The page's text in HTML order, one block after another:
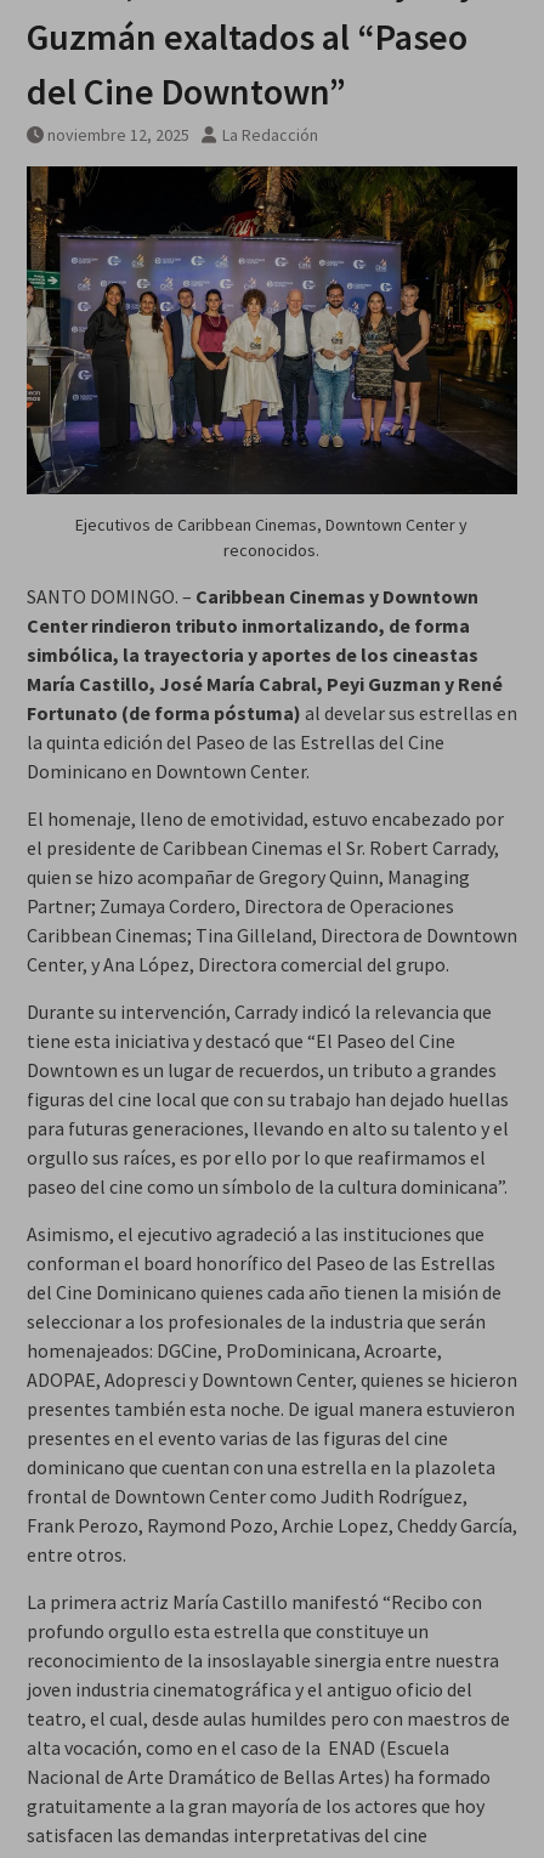
Guzmán exaltados al “Paseo
del Cine Downtown”
noviembre 12, 2025 La Redacción
Ejecutivos de Caribbean Cinemas, Downtown Center y
reconocidos.
SANTO DOMINGO. – Caribbean Cinemas y Downtown
Center rindieron tributo inmortalizando, de forma
simbólica, la trayectoria y aportes de los cineastas
María Castillo, José María Cabral, Peyi Guzman y René
Fortunato (de forma póstuma) al develar sus estrellas en
la quinta edición del Paseo de las Estrellas del Cine
Dominicano en Downtown Center.
El homenaje, lleno de emotividad, estuvo encabezado por
el presidente de Caribbean Cinemas el Sr. Robert Carrady,
quien se hizo acompañar de Gregory Quinn, Managing
Partner; Zumaya Cordero, Directora de Operaciones
Caribbean Cinemas; Tina Gilleland, Directora de Downtown
Center, y Ana López, Directora comercial del grupo.
Durante su intervención, Carrady indicó la relevancia que
tiene esta iniciativa y destacó que “El Paseo del Cine
Downtown es un lugar de recuerdos, un tributo a grandes
figuras del cine local que con su trabajo han dejado huellas
para futuras generaciones, llevando en alto su talento y el
orgullo sus raíces, es por ello por lo que reafirmamos el
paseo del cine como un símbolo de la cultura dominicana”.
Asimismo, el ejecutivo agradeció a las instituciones que
conforman el board honorífico del Paseo de las Estrellas
del Cine Dominicano quienes cada año tienen la misión de
seleccionar a los profesionales de la industria que serán
homenajeados: DGCine, ProDominicana, Acroarte,
ADOPAE, Adopresci y Downtown Center, quienes se hicieron
presentes también esta noche. De igual manera estuvieron
presentes en el evento varias de las figuras del cine
dominicano que cuentan con una estrella en la plazoleta
frontal de Downtown Center como Judith Rodríguez,
Frank Perozo, Raymond Pozo, Archie Lopez, Cheddy García,
entre otros.
La primera actriz María Castillo manifestó “Recibo con
profundo orgullo esta estrella que constituye un
reconocimiento de la insoslayable sinergia entre nuestra
joven industria cinematográfica y el antiguo oficio del
teatro, el cual, desde aulas humildes pero con maestros de
alta vocación, como en el caso de la ENAD (Escuela
Nacional de Arte Dramático de Bellas Artes) ha formado
gratuitamente a la gran mayoría de los actores que hoy
satisfacen las demandas interpretativas del cine